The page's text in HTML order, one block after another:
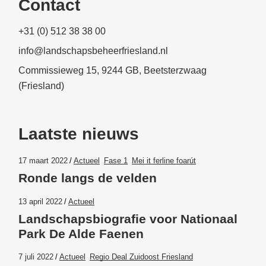
Contact
+31 (0) 512 38 38 00
info@landschapsbeheerfriesland.nl
Commissieweg 15, 9244 GB, Beetsterzwaag
(Friesland)
Laatste nieuws
17 maart 2022 Actueel Fase 1 Mei it ferline foarút
Ronde langs de velden
13 april 2022 Actueel
Landschapsbiografie voor Nationaal
Park De Alde Faenen
7 juli 2022 Actueel Regio Deal Zuidoost Friesland